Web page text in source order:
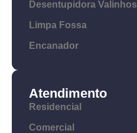
Desentupidora Valinhos
Limpa Fossa
Encanador
Atendimento
Residencial
Comercial